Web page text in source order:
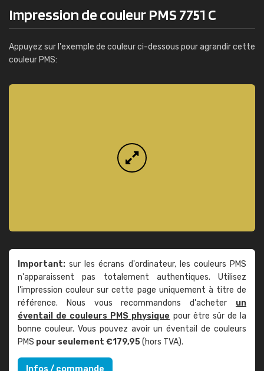
Impression de couleur PMS 7751 C
Appuyez sur l'exemple de couleur ci-dessous pour agrandir cette
couleur PMS:
Important: sur les écrans d'ordinateur, les couleurs PMS
n'apparaissent pas totalement authentiques. Utilisez
l'impression couleur sur cette page uniquement à titre de
référence. Nous vous recommandons d'acheter un
éventail de couleurs PMS physique pour être sûr de la
bonne couleur. Vous pouvez avoir un éventail de couleurs
PMS pour seulement €179,95(hors TVA).
Infos / commande